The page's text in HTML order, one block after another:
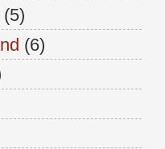
(5)
(6)